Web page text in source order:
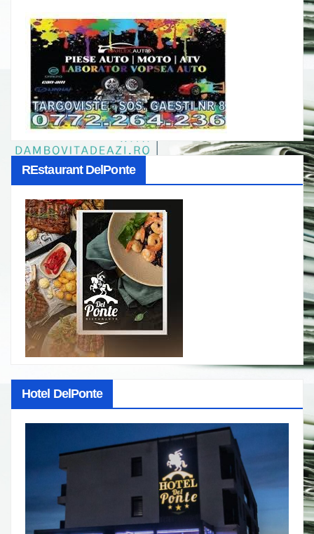
REstaurant DelPonte
Hotel DelPonte